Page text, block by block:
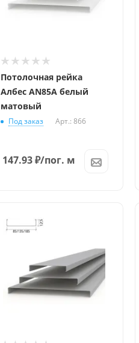
Потолочная рейка
Албес AN85A белый
матовый
Под заказ Арт.: 866
147.93₽/пог. м